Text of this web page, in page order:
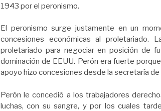
1943 por el peronismo.
El peronismo surge justamente en un
concesiones económicas al proletariado.
proletariado para negociar en posición de
dominación de EEUU. Perón era fuerte
apoyo hizo concesiones desde la secretaría
Perón le concedió a los trabajadores
luchas, con su sangre, y por los cuales